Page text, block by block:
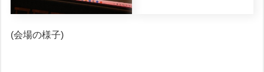
(会場の様子)